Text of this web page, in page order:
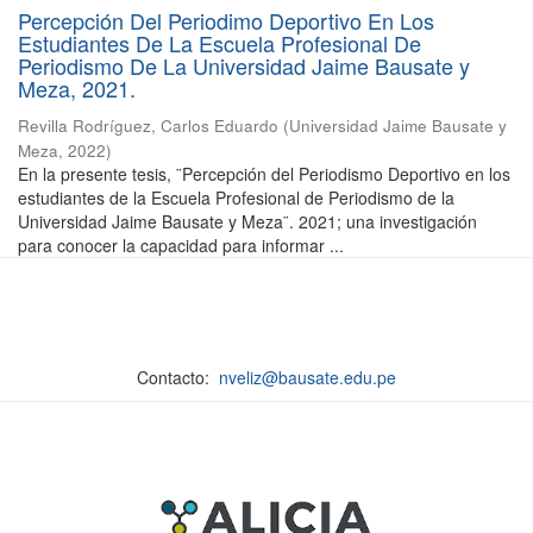
Percepción Del Periodimo Deportivo En Los
Estudiantes De La Escuela Profesional De
Periodismo De La Universidad Jaime Bausate y
Meza, 2021.
Revilla Rodríguez, Carlos Eduardo (Universidad Jaime Bausate y
Meza, 2022)
En la presente tesis, ¨Percepción del Periodismo Deportivo en los
estudiantes de la Escuela Profesional de Periodismo de la
Universidad Jaime Bausate y Meza¨. 2021; una investigación
para conocer la capacidad para informar ...
Contacto: nveliz@bausate.edu.pe